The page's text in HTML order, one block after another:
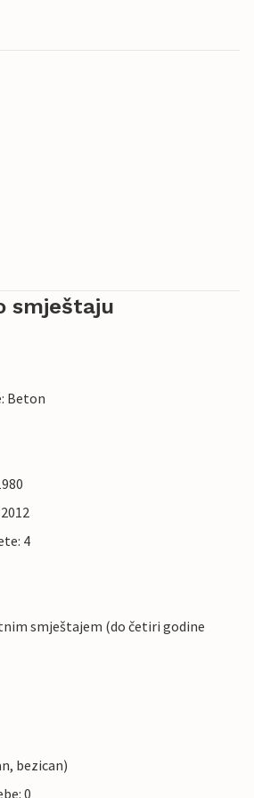
smještaju
Beton
4
smještajem (do četiri godine
bezican)
0